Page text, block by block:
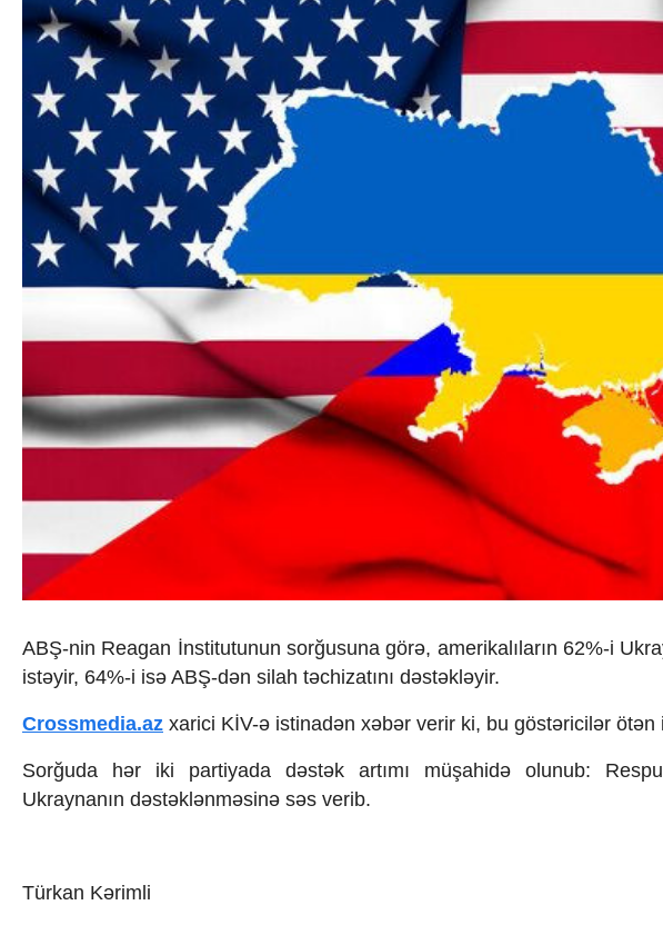
Siyasi
Geosiyasi
İqtisadi
Sosioloji
Araşdırma
Multimedia
Foto
Video
İnfoqrafika
Podcast
Humanitar
Elm və təhsil
Diaspor
Mədəniyyətimizin Zəfəri
Zəfər Diasporu
Səhiyyə
Ailə və uşaq
İqtisadiyyat
İqtisadi xəbərlər
Energetika
Neft-qaz
Əmək və sosial siyasət
Hərbi sənaye
Telekommunikasiya və nəqliyyat
Cəmiyyət
Siyasət
Məhkəmə və hüquq
Media və QHT
ABŞ-nin Reagan İnstitutunun sorğusuna görə, amerikalıların 62%-i
istəyir, 64%-i isə ABŞ-dən silah təchizatını dəstəkləyir.
Crossmedia.az xarici KİV-ə istinadən xəbər verir ki, bu göstəricilər ötən
Sorğuda hər iki partiyada dəstək artımı müşahidə olunub:
Ukraynanın dəstəklənməsinə səs verib.
Türkan Kərimli
daimi nümayəndəsi geri çağırılıb